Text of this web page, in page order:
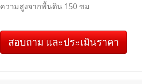
ความสูงจากพื้นดิน 150 ซม
สอบถาม และประเมินราคา